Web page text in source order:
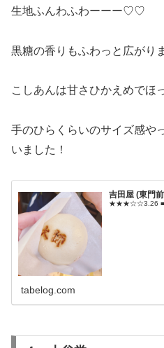
生地ふんわふわーーー♡♡
黒糖の香りもふわっと広がり
こしあんは甘さひかえめでほ
手のひらくらいのサイズ感や
いました！
吉田屋 (東門
★★★☆☆3.26 ■
tabelog.com